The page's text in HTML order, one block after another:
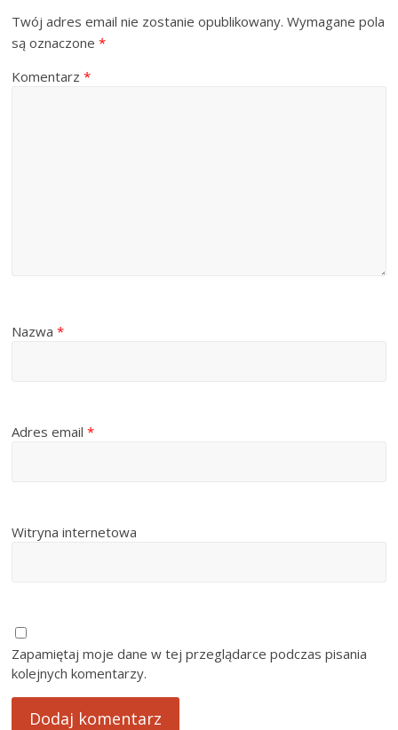
Twój adres email nie zostanie opublikowany. Wymagane pola
są oznaczone*
Komentarz*
Nazwa*
Adres email*
Witryna internetowa
Zapamiętaj moje dane w tej przeglądarce podczas pisania
kolejnych komentarzy.